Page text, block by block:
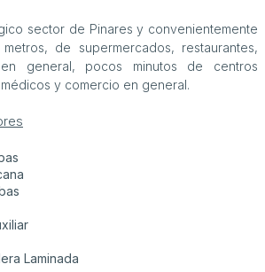
sector de Pinares y convenientemente
de supermercados, restaurantes,
general, pocos minutos de centros
y comercio en general.
Laminada